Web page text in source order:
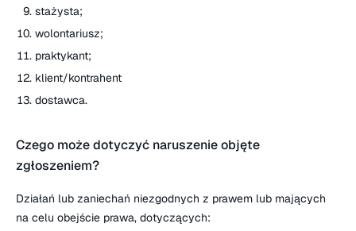
stażysta;
wolontariusz;
praktykant;
klient/kontrahent
dostawca.
Czego może dotyczyć naruszenie objęte
zgłoszeniem?
Działań lub zaniechań niezgodnych z prawem lub mających
na celu obejście prawa, dotyczących: